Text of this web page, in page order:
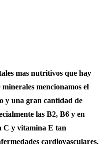
mas nutritivos que hay
mencionamos el
y una gran cantidad de
las B2, B6 y en
C y vitamina E tan
cardiovasculares.